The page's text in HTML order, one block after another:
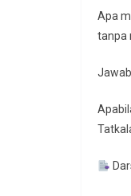
Apa
tanpa